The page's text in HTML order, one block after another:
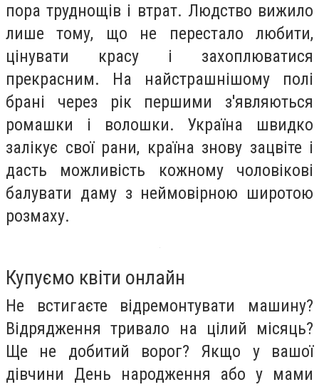
пора труднощів і втрат. Людство вижило
лише тому, що не перестало любити,
цінувати красу і захоплюватися
прекрасним. На найстрашнішому полі
брані через рік першими з'являються
ромашки і волошки. Україна швидко
залікує свої рани, країна знову зацвіте і
дасть можливість кожному чоловікові
балувати даму з неймовірною широтою
розмаху.
Купуємо квіти онлайн
Не встигаєте відремонтувати машину?
Відрядження тривало на цілий місяць?
Ще не добитий ворог? Якщо у вашої
дівчини День народження або у мами